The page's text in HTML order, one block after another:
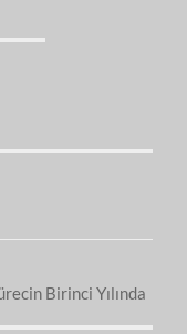
Birinci Yılında